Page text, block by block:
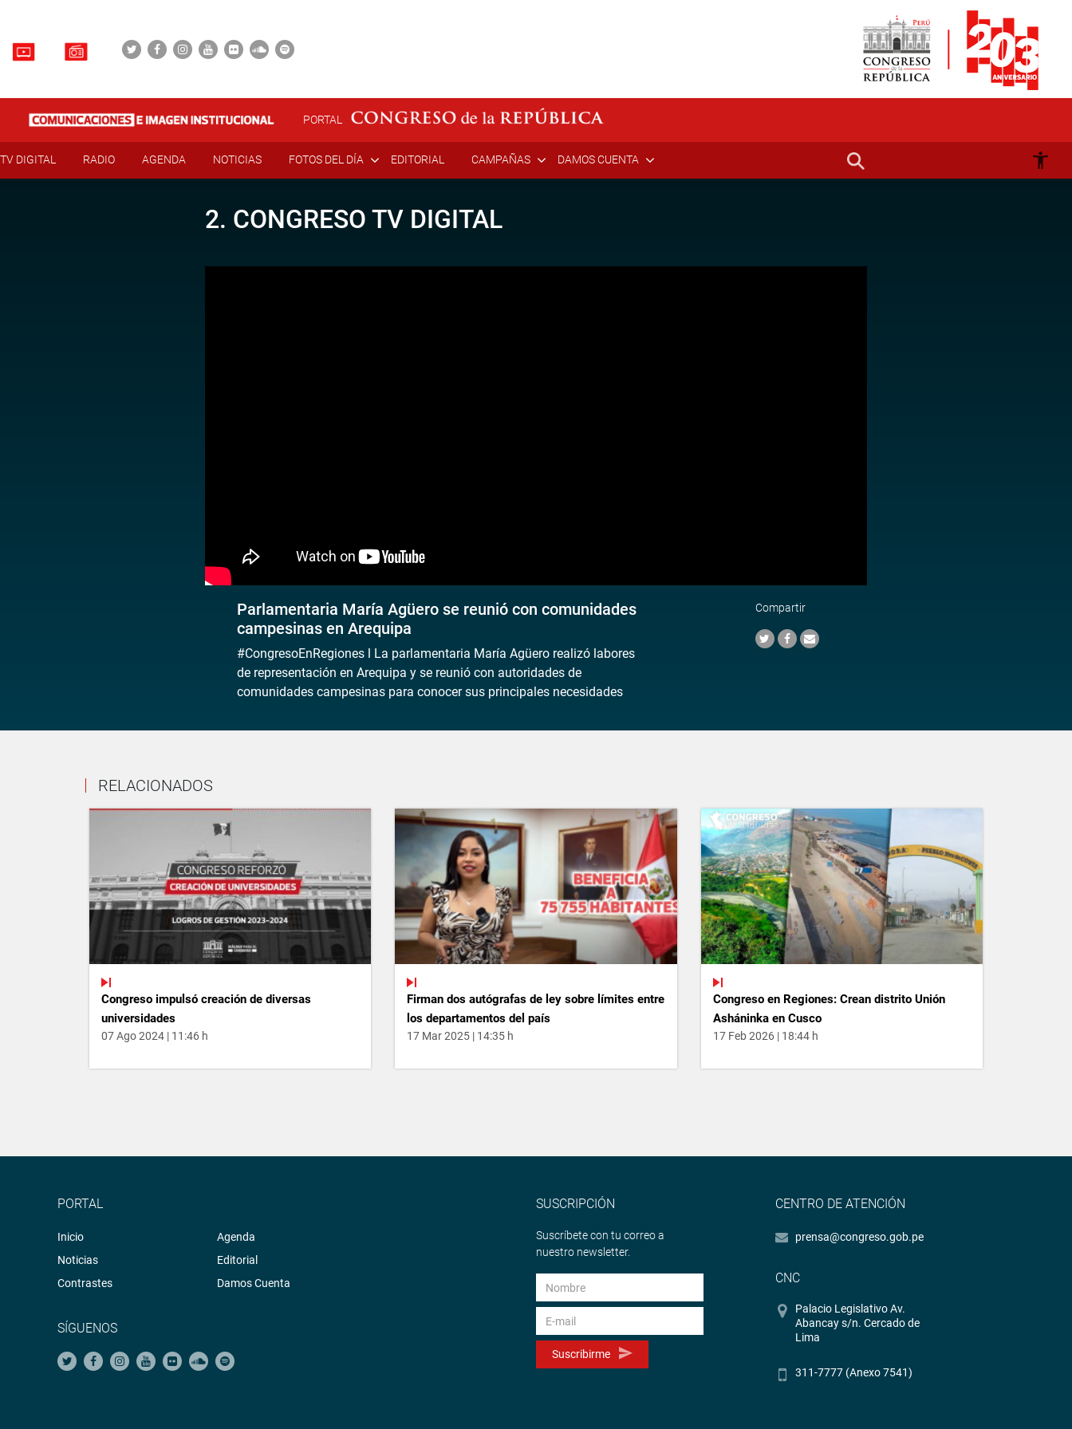
PORTAL
TV DIGITAL RADIO AGENDA NOTICIAS FOTOS DEL DÍA EDITORIAL CAMPAÑAS DAMOS CUENTA
2. CONGRESO TV DIGITAL
Parlamentaria María Agüero se reunió con comunidades
campesinas en Arequipa
#CongresoEnRegiones l La parlamentaria María Agüero realizó labores
de representación en Arequipa y se reunió con autoridades de
comunidades campesinas para conocer sus principales necesidades
Compartir
RELACIONADOS
Congreso impulsó creación de diversas
universidades
07 Ago 2024 | 11:46 h
Firman dos autógrafas de ley sobre límites entre
los departamentos del país
17 Mar 2025 | 14:35 h
Congreso en Regiones: Crean distrito Unión
Asháninka en Cusco
17 Feb 2026 | 18:44 h
PORTAL
Inicio
Noticias
Contrastes
Agenda
Editorial
Damos Cuenta
SÍGUENOS
SUSCRIPCIÓN
Suscríbete con tu correo a
nuestro newsletter.
Suscribirme
CENTRO DE ATENCIÓN
prensa@congreso.gob.pe
CNC
Palacio Legislativo Av.
Abancay s/n. Cercado de
Lima
311-7777 (Anexo 7541)